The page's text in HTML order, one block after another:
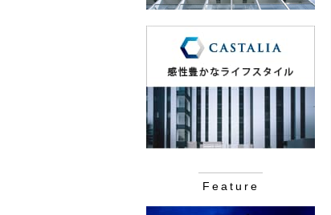
Feature